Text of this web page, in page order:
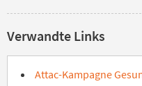
Verwandte Links
Attac-Kampagne